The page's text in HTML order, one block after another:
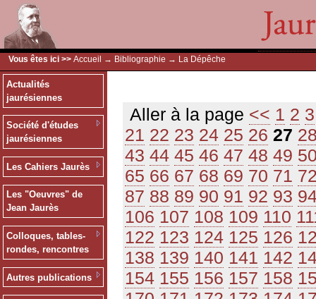
Vous êtes ici >> Accueil → Bibliographie → La Dépêche
Actualités
jaurésiennes
Société d'études
jaurésiennes
Les Cahiers Jaurès
Les "Oeuvres" de
Jean Jaurès
Colloques, tables-
rondes, rencontres
Autres publications
Aller à la page << 1 2 3
21 22 23 24 25 26 27
43 44 45 46 47 48 49
65 66 67 68 69 70 71
87 88 89 90 91 92 93
106 107 108 109 110
122 123 124 125 126
138 139 140 141 142
154 155 156 157 158